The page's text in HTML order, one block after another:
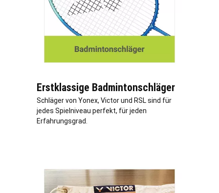
Erstklassige Badmintonschläger
Schläger von Yonex, Victor und RSL sind für
jedes Spielniveau perfekt, für jeden
Erfahrungsgrad.